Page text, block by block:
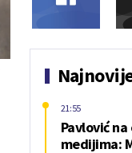
Pavlović
medijima:
21:55